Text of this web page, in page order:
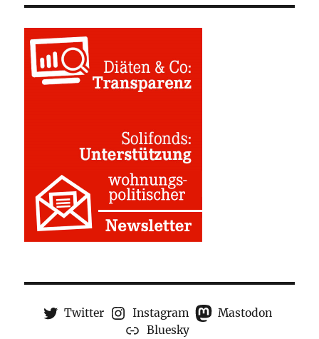
Twitter Instagram
Mastodon
Bluesky